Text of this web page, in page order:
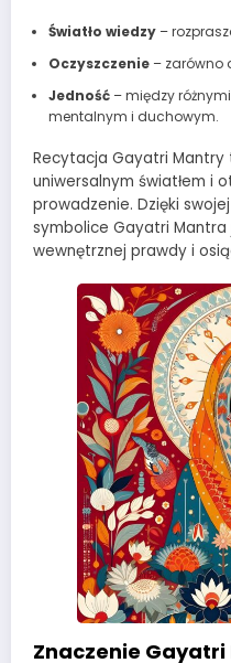
Światło wiedzy–
Oczyszczenie– zarówno
Jedność– między
mentalnym i duchowym.
Recytacja Gayatri Mantry
uniwersalnym światłem i
prowadzenie. Dzięki
symbolice Gayatri
wewnętrznej prawdy i
Znaczenie